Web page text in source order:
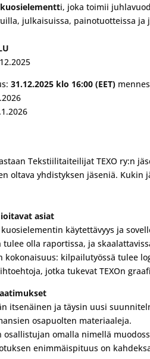
kuosielementti, joka toimii
julkaisuissa, painotuotteissa
31.12.2025 klo 16:00 (EET)
Tekstiilitaiteilijat TEXO ry:n
oltava yhdistyksen jäseniä.
asiat
käytettävyys ja
tulee olla raportissa, ja
kokonaisuus: kilpailutyössä tulee
jotka tukevat TEXOn
itsenäinen ja täysin uusi
osapuolten materiaaleja.
omalla nimellä
enimmäispituus on